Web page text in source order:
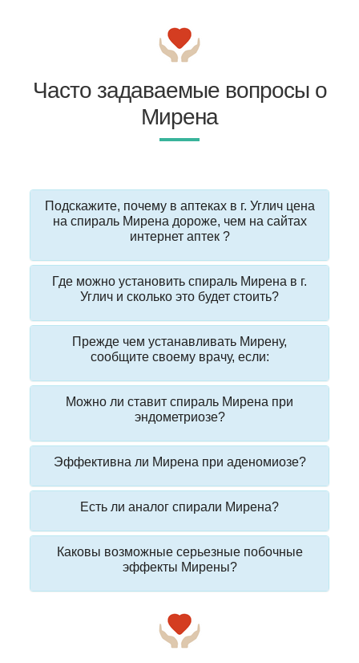
Часто задаваемые вопросы о
Мирена
Подскажите, почему в аптеках в г. Углич цена
на спираль Мирена дороже, чем на сайтах
интернет аптек ?
Где можно установить спираль Мирена в г.
Углич и сколько это будет стоить?
Прежде чем устанавливать Мирену,
сообщите своему врачу, если:
Можно ли ставит спираль Мирена при
эндометриозе?
Эффективна ли Мирена при аденомиозе?
Есть ли аналог спирали Мирена?
Каковы возможные серьезные побочные
эффекты Мирены?